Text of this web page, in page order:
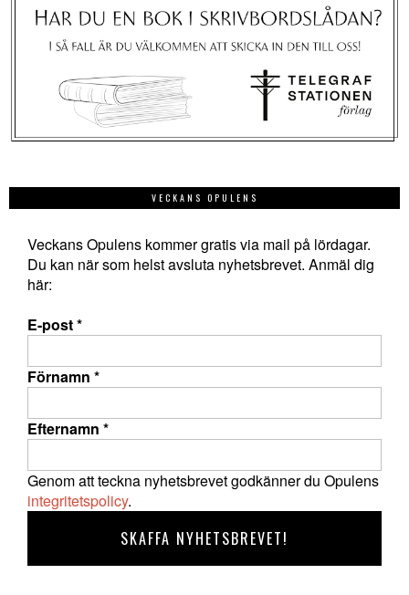
VECKANS OPULENS
Veckans Opulens kommer gratis via mail på lördagar.
Du kan när som helst avsluta nyhetsbrevet. Anmäl dig
här:
E-post*
Förnamn *
Efternamn *
Genom att teckna nyhetsbrevet godkänner du Opulens
integritetspolicy.